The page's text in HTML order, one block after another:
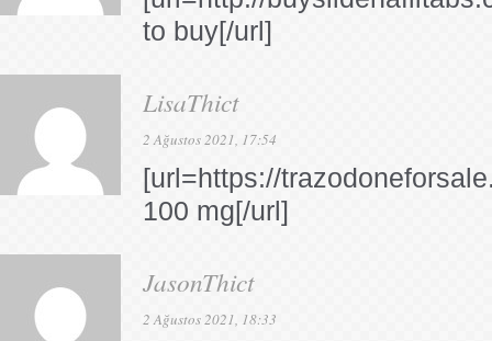
to buy[/url]
LisaThict
2 Ağustos 2021, 17:54
[url=https://
100 mg[/url]
JasonThict
2 Ağustos 2021, 18:33